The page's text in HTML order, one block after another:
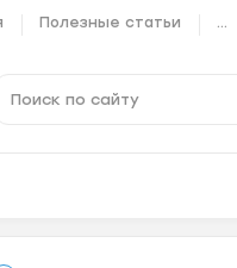
Полезные статьи ...